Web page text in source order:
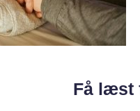
Få læst